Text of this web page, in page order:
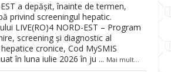
a depășit, înainte de termen,
privind screeningul hepatic.
LIVE(RO)4 NORD-EST – Program
screening și diagnostic al
cronice, Cod MySMIS
în luna iulie 2026 în ju ... Mai mult...